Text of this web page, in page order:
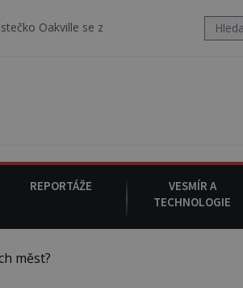
z nebe snáší podivná rosolovitá látka
REPORTÁŽE
VESMÍR A
TECHNOLOGIE
měst?